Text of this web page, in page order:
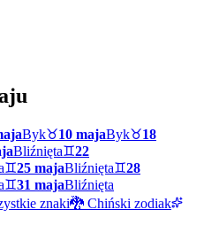
Byk♉10 majaByk♉18
Bliźnięta♊22
♊25 majaBliźnięta♊28
♊31 majaBliźnięta
znaki🐉 Chiński zodiak